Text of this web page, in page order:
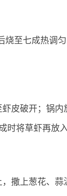
至七成热调匀
皮破开；锅
时将草虾再放
撒上葱花、蒜